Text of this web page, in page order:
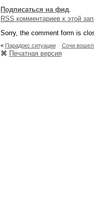
Подписаться на фид.
RSS комментариев к этой
Sorry, the comment form is
« Парадокс ситуации Сочи вошел
⌘ Печатная версия